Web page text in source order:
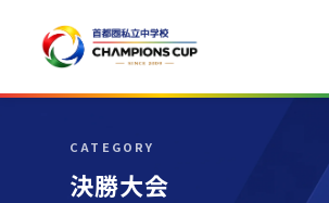
CATEGORY
決勝大会